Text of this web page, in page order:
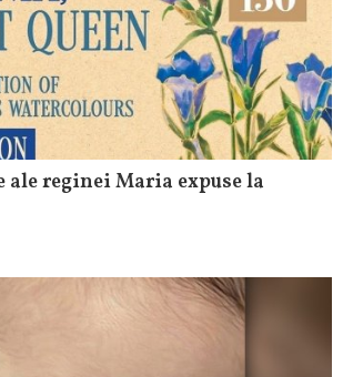
ale reginei Maria expuse la